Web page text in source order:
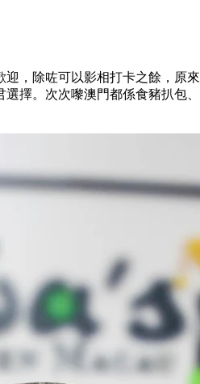
，除咗可以影相打卡之餘，原來
擇。次次嚟澳門都係食豬扒包、